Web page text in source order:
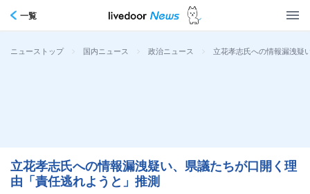
一覧
ニューストップ > 国内ニュース > 政治ニュース > 立花孝志氏への情報漏洩疑
立花孝志氏への情報漏洩疑い、県議たちが口開く理
由「責任逃れようと」推測